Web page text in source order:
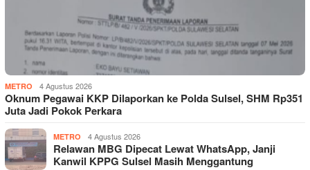
METRO 4 Agustus 2026
Oknum Pegawai KKP Dilaporkan ke Polda Sulsel, SHM Rp351
Juta Jadi Pokok Perkara
METRO 4 Agustus 2026
Relawan MBG Dipecat Lewat WhatsApp, Janji
Kanwil KPPG Sulsel Masih Menggantung